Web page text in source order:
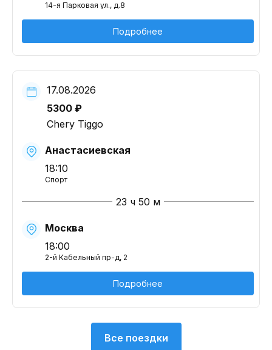
14-я Парковая ул., д.8
Подробнее
17.08.2026
5300 ₽
Chery Tiggo
Анастасиевская
18:10
Спорт
23 ч 50 м
Москва
18:00
2-й Кабельный пр-д, 2
Подробнее
Все поездки